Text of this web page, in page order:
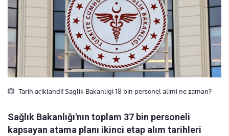
Tarih açiklandi! Saglik Bakanligi 18 bin personel alimi ne zaman?
Sağlık Bakanlığı'nın toplam 37 bin personeli
kapsayan atama planı ikinci etap alım tarihleri